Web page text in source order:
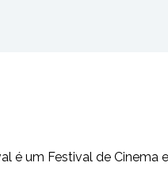
é um Festival de Cinema